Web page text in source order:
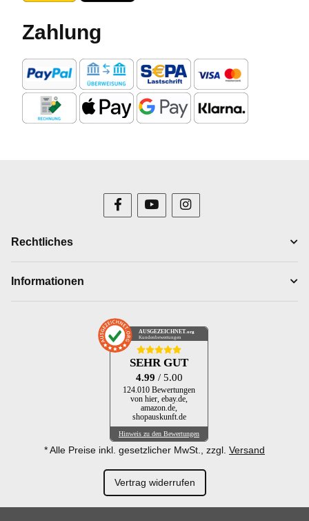
Zahlung
Rechtliches
Informationen
AUSGEZEICHNET .org
Kundenbewertungen
SEHR GUT
4.99 / 5.00
124.010 Bewertungen
von hier, ebay.de,
amazon.de,
shopauskunft.de
Hinweis zu den Bewertungen
* Alle Preise inkl. gesetzlicher MwSt., zzgl. Versand
Vertrag widerrufen